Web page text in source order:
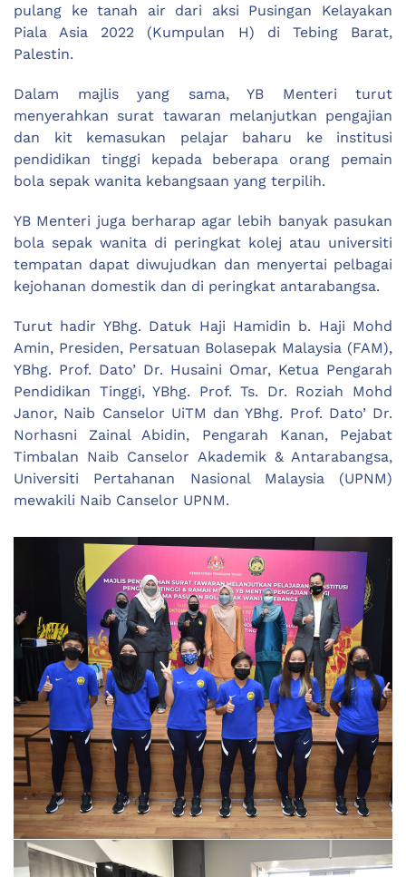
pulang ke tanah air dari aksi Pusingan Kelayakan
Piala Asia 2022 (Kumpulan H) di Tebing Barat,
Palestin.
Dalam majlis yang sama, YB Menteri turut
menyerahkan surat tawaran melanjutkan pengajian
dan kit kemasukan pelajar baharu ke institusi
pendidikan tinggi kepada beberapa orang pemain
bola sepak wanita kebangsaan yang terpilih.
YB Menteri juga berharap agar lebih banyak pasukan
bola sepak wanita di peringkat kolej atau universiti
tempatan dapat diwujudkan dan menyertai pelbagai
kejohanan domestik dan di peringkat antarabangsa.
Turut hadir YBhg. Datuk Haji Hamidin b. Haji Mohd
Amin, Presiden, Persatuan Bolasepak Malaysia (FAM),
YBhg. Prof. Dato’ Dr. Husaini Omar, Ketua Pengarah
Pendidikan Tinggi, YBhg. Prof. Ts. Dr. Roziah Mohd
Janor, Naib Canselor UiTM dan YBhg. Prof. Dato’ Dr.
Norhasni Zainal Abidin, Pengarah Kanan, Pejabat
Timbalan Naib Canselor Akademik & Antarabangsa,
Universiti Pertahanan Nasional Malaysia (UPNM)
mewakili Naib Canselor UPNM.